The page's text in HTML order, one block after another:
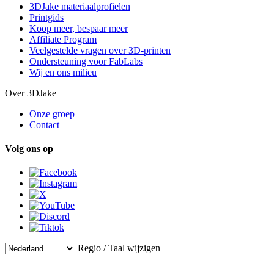
3DJake materiaalprofielen
Printgids
Koop meer, bespaar meer
Affiliate Program
Veelgestelde vragen over 3D-printen
Ondersteuning voor FabLabs
Wij en ons milieu
Over 3DJake
Onze groep
Contact
Volg ons op
Regio / Taal wijzigen